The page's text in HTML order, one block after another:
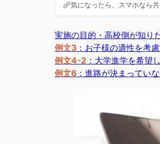
気になったら、スマホなら
実施の目的・高校側が知り
例文3 ：お子様の適性を考
例文4-2 ：大学進学を希望
例文6 ：進路が決まってい